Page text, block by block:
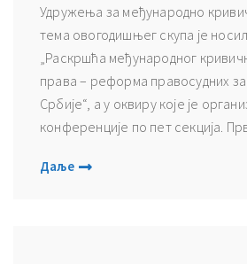
Удружења за међународно
тема овогодишњег скупа је
„Раскршћа међународног
права – реформа правосудних
Србије“, а у оквиру које је
конференције по пет секција.
Даље